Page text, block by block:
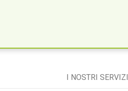
I NOSTRI SERVIZI